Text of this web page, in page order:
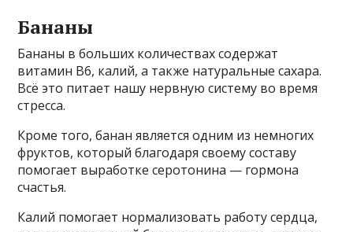
Бананы
Бананы в больших количествах содержат
витамин B6, калий, а также натуральные сахара.
Всё это питает нашу нервную систему во время
стресса.
Кроме того, банан является одним из немногих
фруктов, который благодаря своему составу
помогает выработке серотонина — гормона
счастья.
Калий помогает нормализовать работу сердца,